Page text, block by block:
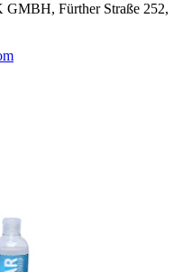
Fürther Straße 252,